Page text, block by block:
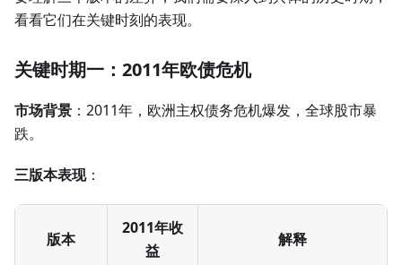
看看它们在关键时刻的表现。
关键时期一：2011年欧债危机
市场背景 ：2011年，欧洲主权债务危机爆发，全球股市暴
跌。
三版本表现：
版本
2011年收
益
解释